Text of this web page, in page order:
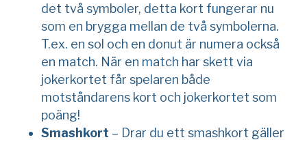
det två symboler, detta kort fungerar nu
som en brygga mellan de två symbolerna.
T.ex. en sol och en donut är numera också
en match. När en match har skett via
jokerkortet får spelaren både
motståndarens kort och jokerkortet som
poäng!
Smashkort – Drar du ett smashkort gäller